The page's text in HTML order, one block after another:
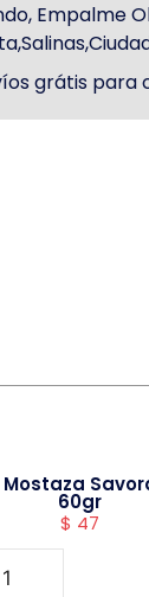
Empalme
grátis para
Mostaza
60gr
$ 47